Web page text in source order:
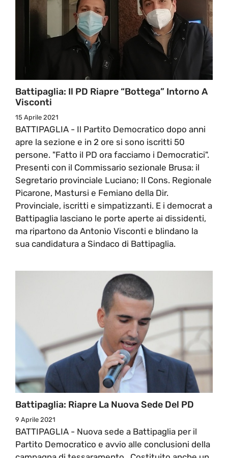
Battipaglia: Il PD Riapre “bottega” Intorno A
Visconti
15 Aprile 2021
BATTIPAGLIA - Il Partito Democratico dopo anni
apre la sezione e in 2 ore si sono iscritti 50
persone. "Fatto il PD ora facciamo i Democratici".
Presenti con il Commissario sezionale Brusa: il
Segretario provinciale Luciano; Il Cons. Regionale
Picarone, Mastursi e Femiano della Dir.
Provinciale, iscritti e simpatizzanti. E i democrat a
Battipaglia lasciano le porte aperte ai dissidenti,
ma ripartono da Antonio Visconti e blindano la
sua candidatura a Sindaco di Battipaglia.
Battipaglia: Riapre La Nuova Sede Del PD
9 Aprile 2021
BATTIPAGLIA - Nuova sede a Battipaglia per il
Partito Democratico e avvio alle conclusioni della